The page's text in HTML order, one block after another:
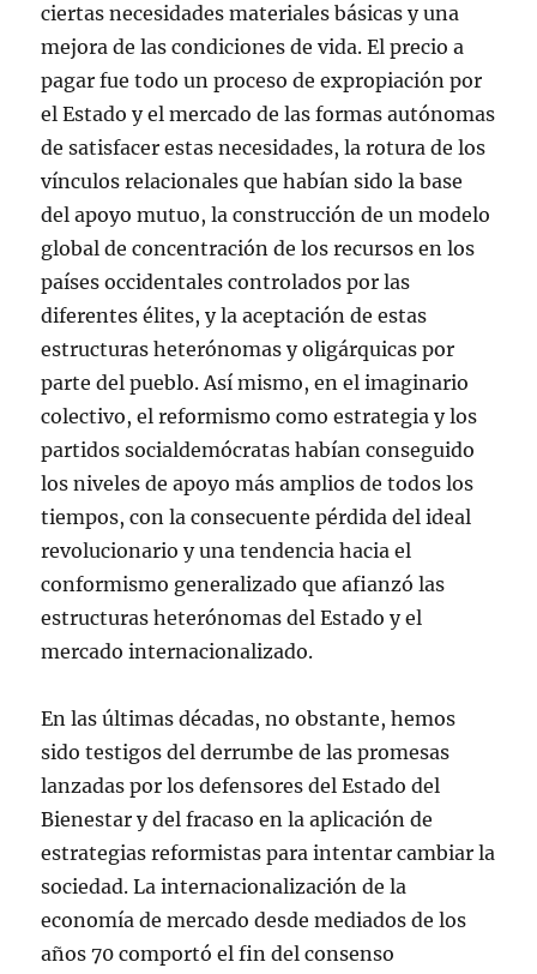
ciertas necesidades materiales básicas y una
mejora de las condiciones de vida. El precio a
pagar fue todo un proceso de expropiación por
el Estado y el mercado de las formas autónomas
de satisfacer estas necesidades, la rotura de los
vínculos relacionales que habían sido la base
del apoyo mutuo, la construcción de un modelo
global de concentración de los recursos en los
países occidentales controlados por las
diferentes élites, y la aceptación de estas
estructuras heterónomas y oligárquicas por
parte del pueblo. Así mismo, en el imaginario
colectivo, el reformismo como estrategia y los
partidos socialdemócratas habían conseguido
los niveles de apoyo más amplios de todos los
tiempos, con la consecuente pérdida del ideal
revolucionario y una tendencia hacia el
conformismo generalizado que afianzó las
estructuras heterónomas del Estado y el
mercado internacionalizado.
En las últimas décadas, no obstante, hemos
sido testigos del derrumbe de las promesas
lanzadas por los defensores del Estado del
Bienestar y del fracaso en la aplicación de
estrategias reformistas para intentar cambiar la
sociedad. La internacionalización de la
economía de mercado desde mediados de los
años 70 comportó el fin del consenso